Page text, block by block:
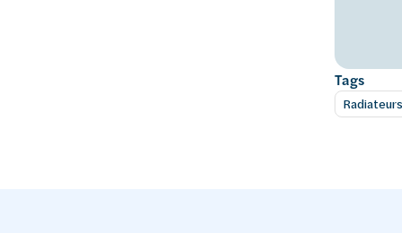
Tags
Radiateurs